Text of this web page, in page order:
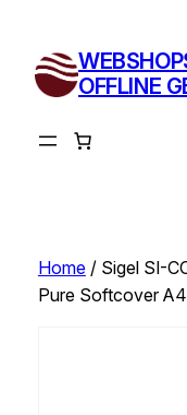
inhoud
OFFLINE
Home/ Sigel SI-
Pure Softcover